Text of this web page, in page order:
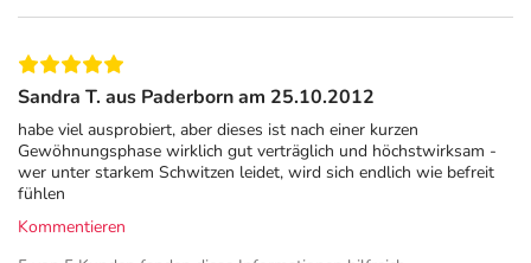
Chloride, CI 75470.
Adresse des Anbieters/Herstellers
YERKA Kosmetik GmbH
Wielandstr. 26A
10707 Berlin
elektronische Adresse: https://yerka-kosmetik.com/
Sandra T. aus Paderborn am 25.10.2012
habe viel ausprobiert, aber dieses ist nach einer kurzen
Gewöhnungsphase wirklich gut verträglich und höchstwirksam -
wer unter starkem Schwitzen leidet, wird sich endlich wie befreit
fühlen
Kommentieren